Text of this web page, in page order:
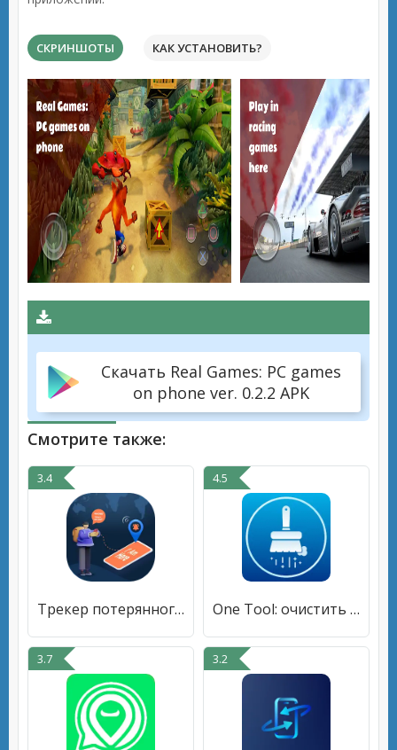
СКРИНШОТЫ КАК УСТАНОВИТЬ?
Скачать Real Games: PC games
on phone ver. 0.2.2 APK
Смотрите также:
3.4
Трекер потерянного телефона
4.5
One Tool: очистить мусор и кеш
3.7 3.2